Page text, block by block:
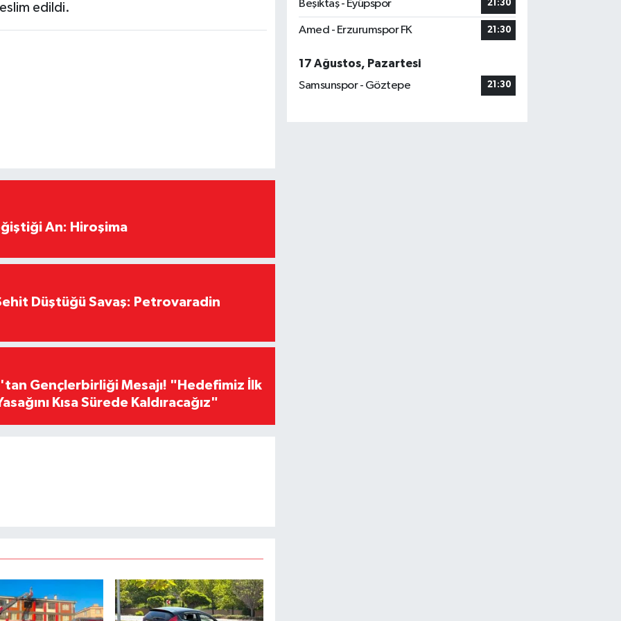
edildi.
An: Hiroşima
Düştüğü Savaş: Petrovaradin
Gençlerbirliği Mesajı! "Hedefimiz İlk
Kısa Sürede Kaldıracağız"
Beşiktaş - Eyüpspor 21:30
Amed - Erzurumspor FK 21:30
17 Ağustos, Pazartesi
Samsunspor - Göztepe
21:30